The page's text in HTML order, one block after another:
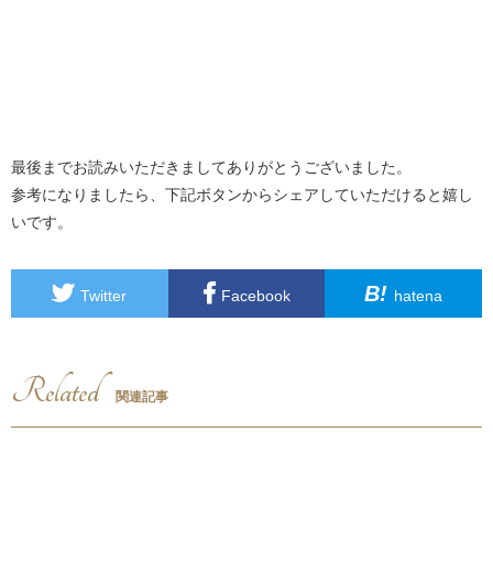
最後までお読みいただきましてありがとうございました。
参考になりましたら、下記ボタンからシェアしていただけると嬉し
いです。
Twitter Facebook B! hatena
Related 関連記事